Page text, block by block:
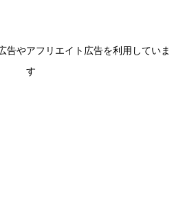
告やアフリエイト広告を利用していま
す